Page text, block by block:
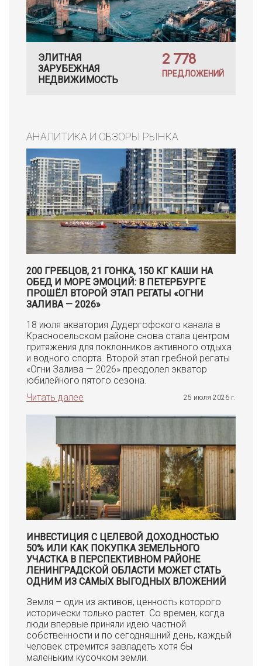
ЭЛИТНАЯ
ЗАРУБЕЖНАЯ
НЕДВИЖИМОСТЬ
2 778
ПРЕДЛОЖЕНИЙ
АНАЛИТИКА И ОБЗОРЫ РЫНКА
200 ГРЕБЦОВ, 21 ГОНКА, 150 КГ КАШИ НА
ОБЕД И МОРЕ ЭМОЦИЙ: В ПЕТЕРБУРГЕ
ПРОШЁЛ ВТОРОЙ ЭТАП РЕГАТЫ «ОГНИ
ЗАЛИВА — 2026»
18 июля акватория Дудергофского канала в
Красносельском районе снова стала центром
притяжения для поклонников активного отдыха
и водного спорта. Второй этап гребной регаты
«Огни Залива — 2026» преодолел экватор
юбилейного пятого сезона.
Читать далее
25 июля 2026 г.
ИНВЕСТИЦИЯ С ЦЕЛЕВОЙ ДОХОДНОСТЬЮ
50% ИЛИ КАК ПОКУПКА ЗЕМЕЛЬНОГО
УЧАСТКА В ПЕРСПЕКТИВНОМ РАЙОНЕ
ЛЕНИНГРАДСКОЙ ОБЛАСТИ МОЖЕТ СТАТЬ
ОДНИМ ИЗ САМЫХ ВЫГОДНЫХ ВЛОЖЕНИЙ
Земля – один из активов, ценность которого
исторически только растет. Со времен, когда
люди впервые приняли идею частной
собственности и по сегодняшний день, каждый
человек стремится завладеть хотя бы
маленьким кусочком земли.